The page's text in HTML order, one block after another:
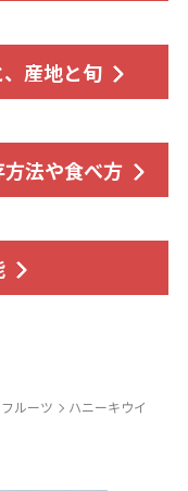
産地と旬
法や食べ方
ルーツ ハニーキウイ